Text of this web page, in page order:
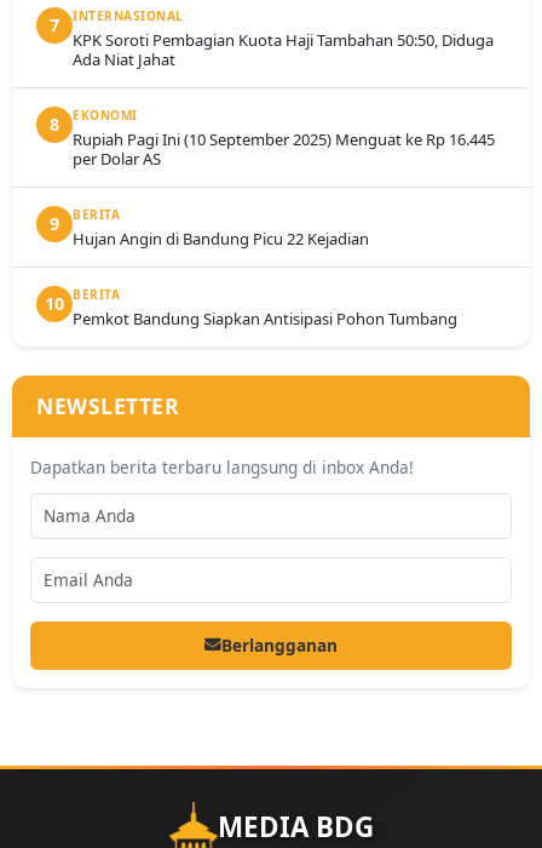
7 INTERNASIONAL
KPK Soroti Pembagian Kuota Haji Tambahan 50:50, Diduga
Ada Niat Jahat
8 EKONOMI
Rupiah Pagi Ini (10 September 2025) Menguat ke Rp 16.445
per Dolar AS
9 BERITA
Hujan Angin di Bandung Picu 22 Kejadian
10 BERITA
Pemkot Bandung Siapkan Antisipasi Pohon Tumbang
NEWSLETTER
Dapatkan berita terbaru langsung di inbox Anda!
Berlangganan
MEDIA BDG